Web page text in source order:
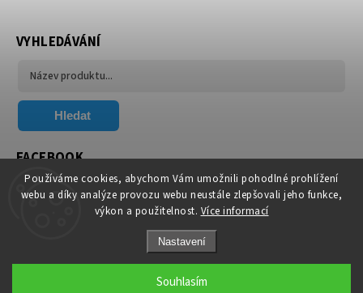
Používáme cookies, abychom Vám umožnili pohodlné prohlížení
webu a díky analýze provozu webu neustále zlepšovali jeho funkce,
výkon a použitelnost. Více informací
Nastavení
Souhlasím
VYHLEDÁVÁNÍ
Hledat
FACEBOOK
Xavier.cz. Všechna práva vyhrazena.